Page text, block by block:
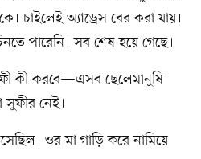
চাইলেই অ্যাড্রেস বের করা যায়।
পারেনি। সব শেষ হয়ে গেছে।
কী করবে—এসব ছেলেমানুষি
নেই।
ওর মা গাড়ি করে নামিয়ে